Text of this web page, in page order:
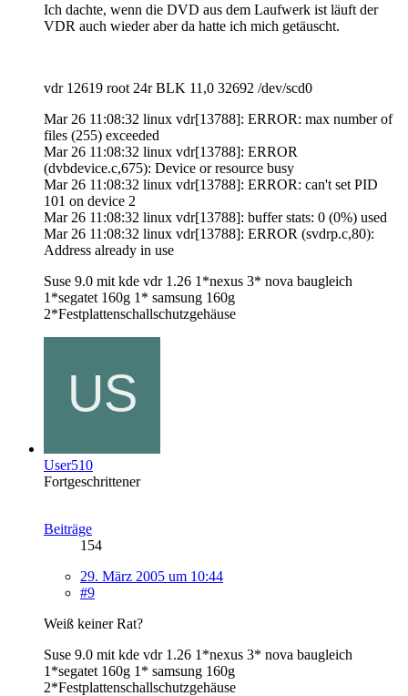
Ich dachte, wenn die DVD aus dem Laufwerk ist läuft der
VDR auch wieder aber da hatte ich mich getäuscht.
vdr 12619 root 24r BLK 11,0 32692 /dev/scd0
Mar 26 11:08:32 linux vdr[13788]: ERROR: max number of
files (255) exceeded
Mar 26 11:08:32 linux vdr[13788]: ERROR
(dvbdevice.c,675): Device or resource busy
Mar 26 11:08:32 linux vdr[13788]: ERROR: can't set PID
101 on device 2
Mar 26 11:08:32 linux vdr[13788]: buffer stats: 0 (0%) used
Mar 26 11:08:32 linux vdr[13788]: ERROR (svdrp.c,80):
Address already in use
Suse 9.0 mit kde vdr 1.26 1*nexus 3* nova baugleich
1*segatet 160g 1* samsung 160g
2*Festplattenschallschutzgehäuse
User510
Fortgeschrittener
Beiträge
154
29. März 2005 um 10:44
#9
Weiß keiner Rat?
Suse 9.0 mit kde vdr 1.26 1*nexus 3* nova baugleich
1*segatet 160g 1* samsung 160g
2*Festplattenschallschutzgehäuse